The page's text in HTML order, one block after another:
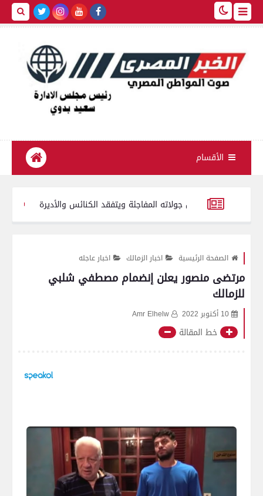
الأقسام
يواصل جولاته المفاجئة ويتفقد الكنائس والأديرة 4 كليات بجامعة المنصورة من بين 10 على مستوى الجمهورية تتأهل للزيارات الميدانية بجائزة مصر للتميز الحكومي 2026
الصفحة الرئيسية اخبار الزمالك اخبار عاجله
مرتضى منصور يعلن إنضمام مصطفي شلبي
للزمالك
10 أكتوبر 2022 Amr Elhelw
خط المقالة